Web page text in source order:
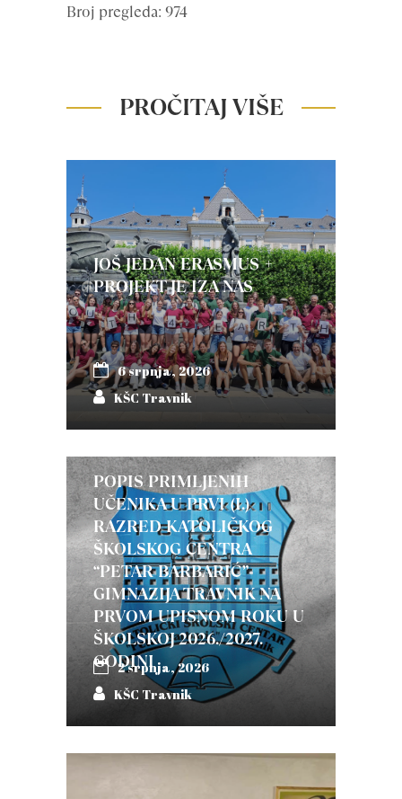
Broj pregleda: 974
PROČITAJ VIŠE
JOŠ JEDAN ERASMUS +
PROJEKT JE IZA NAS
6 srpnja, 2026
KŠC Travnik
POPIS PRIMLJENIH
UČENIKA U PRVI (I.)
RAZRED KATOLIČKOG
ŠKOLSKOG CENTRA
“PETAR BARBARIĆ”-
GIMNAZIJA TRAVNIK NA
PRVOM UPISNOM ROKU U
ŠKOLSKOJ 2026./2027.
GODINI
2 srpnja, 2026
KŠC Travnik